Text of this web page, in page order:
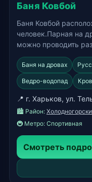
Баня Ковбой
Баня Ковбой
человек.Парная на
можно проводить
Баня на дровах
Ведро-водопад
📍 г. Харьков, ул.
🏙️ Район:
🚇 Метро: Спортивная
Смотреть